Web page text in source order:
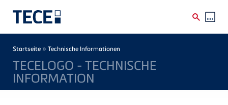
Breadcrumb
Startseite » Technische Informationen
TECELOGO - TECHNISCHE
INFORMATION